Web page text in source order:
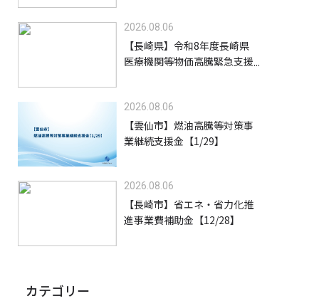
2026.08.06
【長崎県】令和8年度長崎県
医療機関等物価高騰緊急支援
2026.08.06
【雲仙市】燃油高騰等対策事
業継続支援金【1/29】
2026.08.06
【長崎市】省エネ・省力化推
進事業費補助金【12/28】
カテゴリー